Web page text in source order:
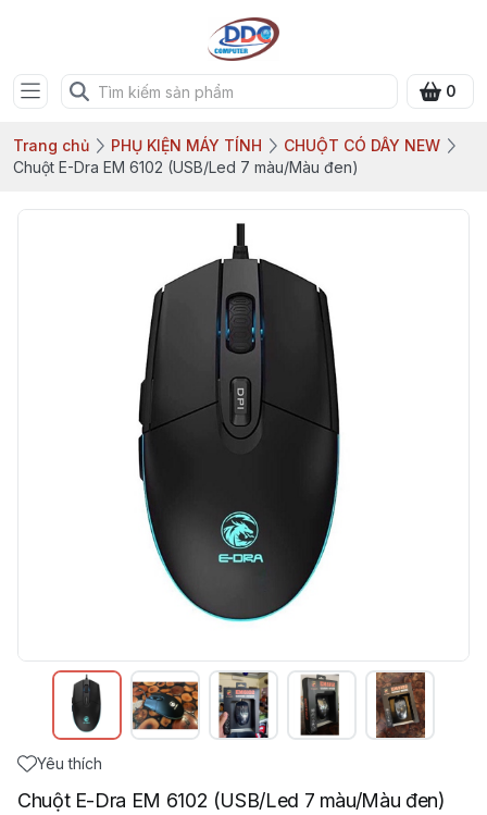
0
Trang chủ PHỤ KIỆN MÁY TÍNH
CHUỘT CÓ DÂY NEW
Chuột E-Dra EM 6102 (USB/Led 7 màu/Màu đen)
Yêu thích
Chuột E-Dra EM 6102 (USB/Led 7 màu/Màu đen)